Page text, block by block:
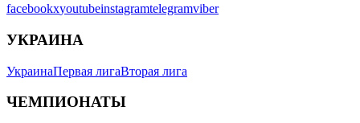
facebookxyoutubeinstagramtelegramviber
УКРАИНА
УкраинаПервая лигаВторая лига
ЧЕМПИОНАТЫ